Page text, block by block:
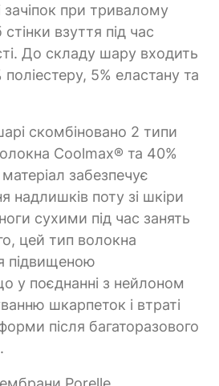
зачіпок при тривалому
стінки взуття під час
До складу шару входить
5% еластану та
скомбіновано 2 типи
Coolmax® та 40%
забезпечує
надлишків поту зі шкіри
сухими під час занять
цей тип волокна
підвищеною
у поєднанні з нейлоном
шкарпеток і втраті
після багаторазового